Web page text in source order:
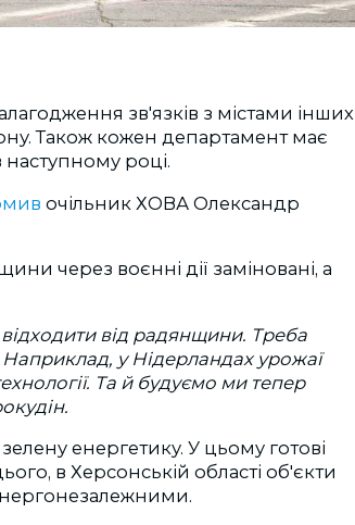
зв'язків з містами інших
Також кожен департамент має
році.
очільник ХОВА Олександр
через воєнні дії заміновані, а
від радянщини. Треба
Наприклад, у Нідерландах урожаї
Та й будуємо ми тепер
енергетику. У цьому готові
в Херсонській області об'єкти